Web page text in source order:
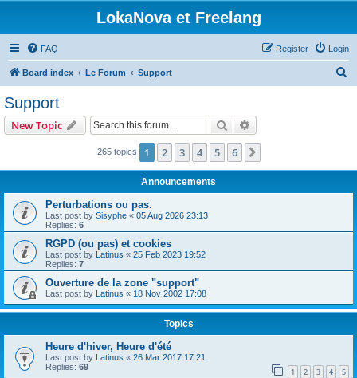
LokaNova et Freelang
FAQ Login
Register
Board index Le Forum Support
Support
New Topic Search
265 topics 1 2 3 4 5 6
Announcements
Perturbations ou pas.
Last post by Sisyphe « 05 Aug 2026 23:13
Replies: 6
RGPD (ou pas) et cookies
Last post by Latinus « 25 Feb 2023 19:52
Replies: 7
Ouverture de la zone "support"
Last post by Latinus « 18 Nov 2002 17:08
Topics
Heure d'hiver, Heure d'été
Last post by Latinus « 26 Mar 2017 17:21
Replies: 69 1 2 3 4 5